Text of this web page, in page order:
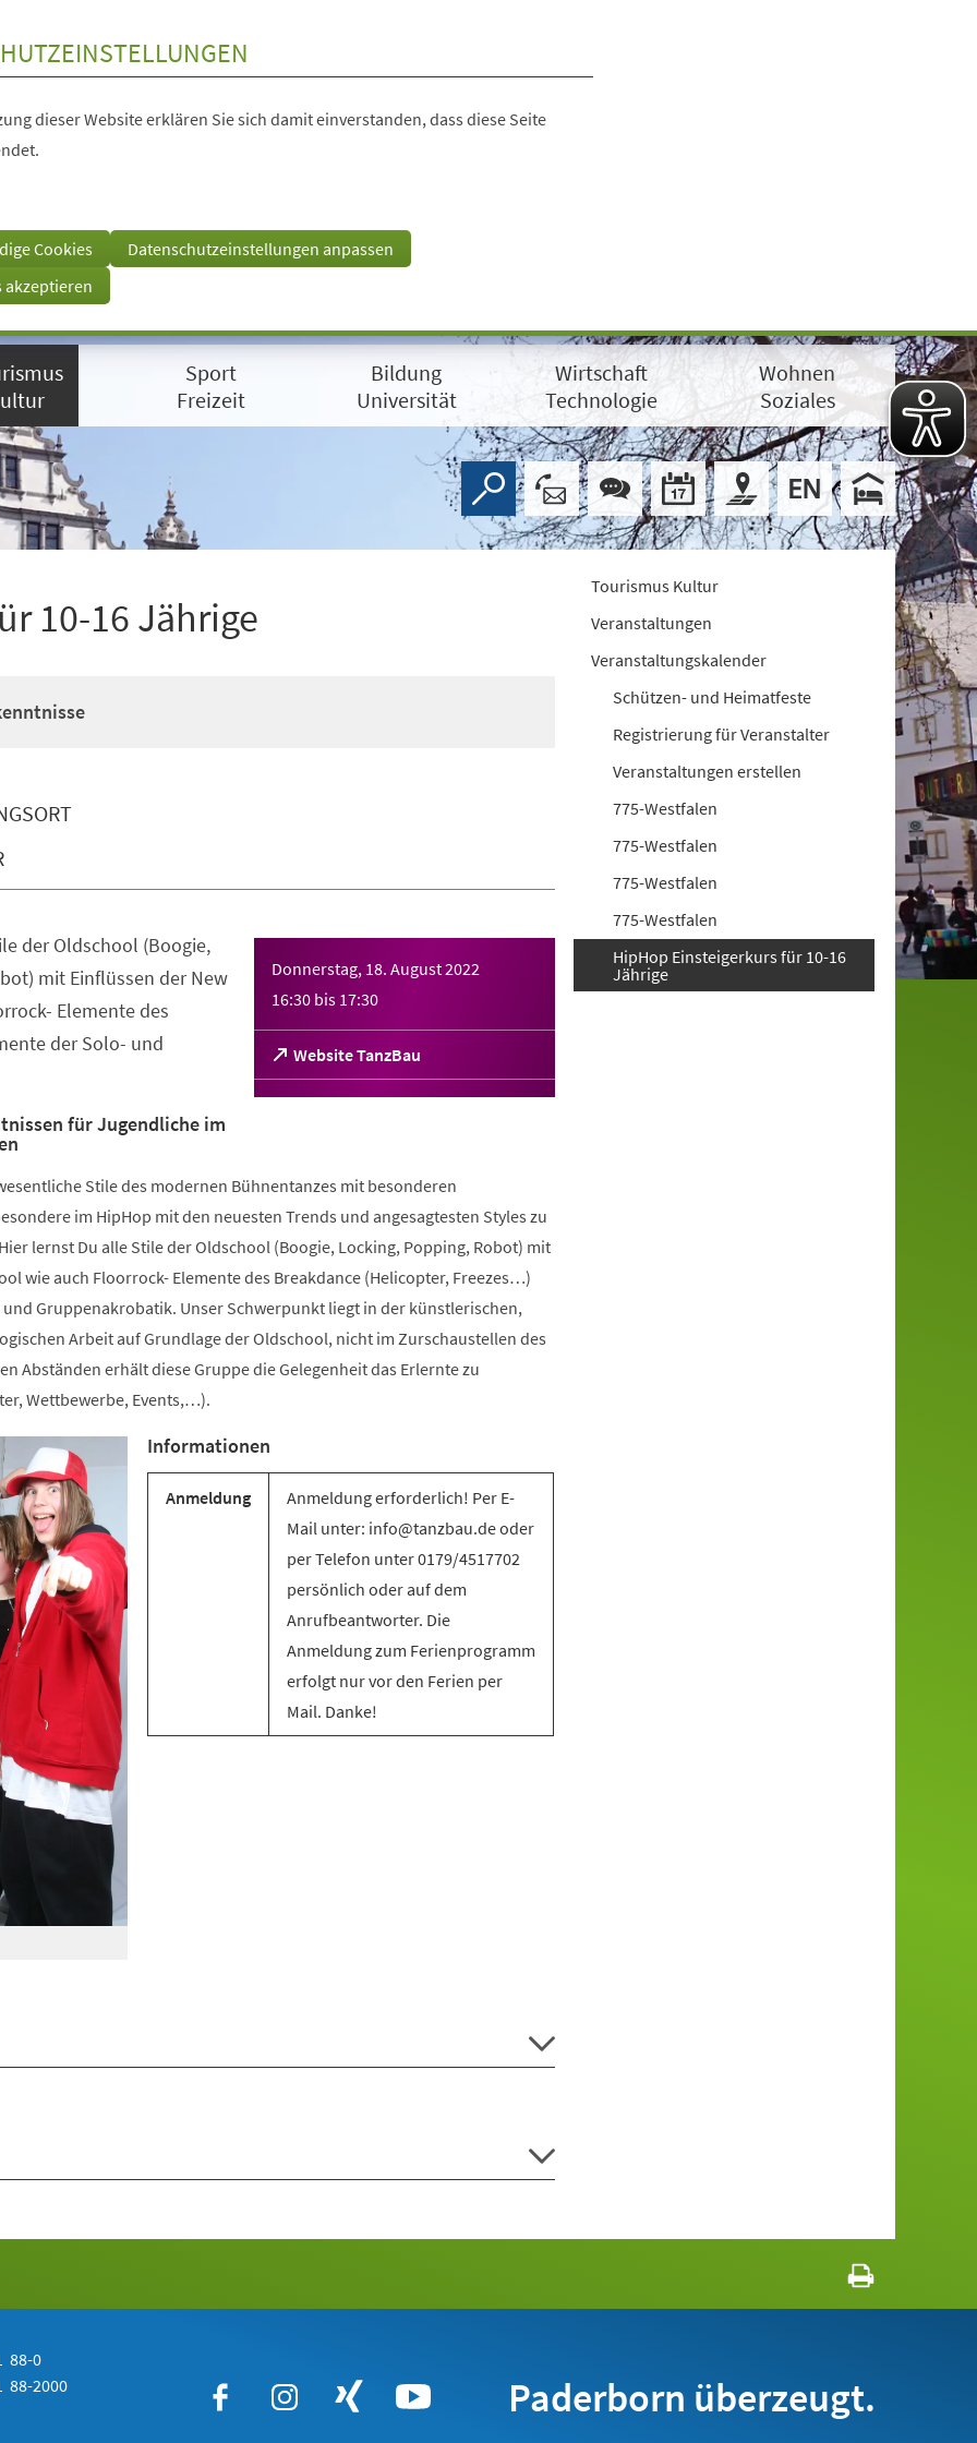
dieser Website erklären Sie sich damit einverstanden, dass diese Seite
Cookies
Datenschutzeinstellungen anpassen
akzeptieren
Sport
Freizeit
Bildung
Universität
Wirtschaft
Technologie
Wohnen
Soziales
10-16 Jährige
Donnerstag, 18. August 2022
16:30 bis 17:30
Website TanzBau
(Öffnet
in
einem
der Oldschool (Boogie,
mit Einflüssen der New
Elemente des
der Solo- und
für Jugendliche im
Stile des modernen Bühnentanzes mit besonderen
im HipHop mit den neuesten Trends und angesagtesten Styles zu
lernst Du alle Stile der Oldschool (Boogie, Locking, Popping, Robot) mit
wie auch Floorrock- Elemente des Breakdance (Helicopter, Freezes…)
Gruppenakrobatik. Unser Schwerpunkt liegt in der künstlerischen,
Arbeit auf Grundlage der Oldschool, nicht im Zurschaustellen des
Abständen erhält diese Gruppe die Gelegenheit das Erlernte zu
Wettbewerbe, Events,…).
Informationen
Anmeldung
Anmeldung erforderlich! Per E-
Mail unter: info@tanzbau.de oder
per Telefon unter 0179/4517702
persönlich oder auf dem
Anrufbeantworter. Die
Anmeldung zum Ferienprogramm
erfolgt nur vor den Ferien per
Mail. Danke!
Tourismus Kultur
Veranstaltungen
Veranstaltungskalender
Schützen- und Heimatfeste
Registrierung für Veranstalter
Veranstaltungen erstellen
775-Westfalen
775-Westfalen
775-Westfalen
775-Westfalen
HipHop Einsteigerkurs für 10-16
Jährige
88-0
88-2000 Paderborn überzeugt.